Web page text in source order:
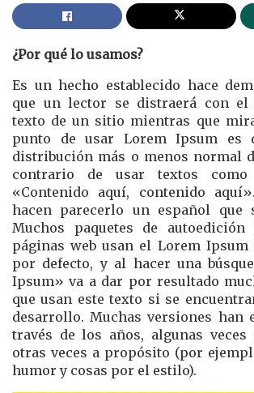
¿Por qué lo usamos?
Es un hecho establecido hace
que un lector se distraerá con el
texto de un sitio mientras que
punto de usar Lorem Ipsum es
distribución más o menos normal
contrario de usar textos
«Contenido aquí, contenido
hacen parecerlo un español que
Muchos paquetes de
páginas web usan el Lorem Ipsum
por defecto, y al hacer una
Ipsum» va a dar por resultado
que usan este texto si se
desarrollo. Muchas versiones han
través de los años, algunas veces
otras veces a propósito (por
humor y cosas por el estilo).